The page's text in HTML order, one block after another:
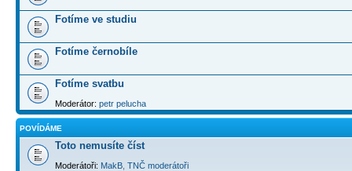
Fotíme ve studiu
Fotíme černobíle
Fotíme svatbu
Moderátor: petr pelucha
POVÍDÁME
Toto nemusíte číst
Moderátoři: MakB TNČ moderátoři